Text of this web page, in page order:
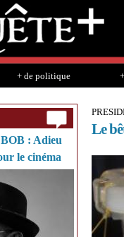
+ de politique
: Adieu
le cinéma
Le